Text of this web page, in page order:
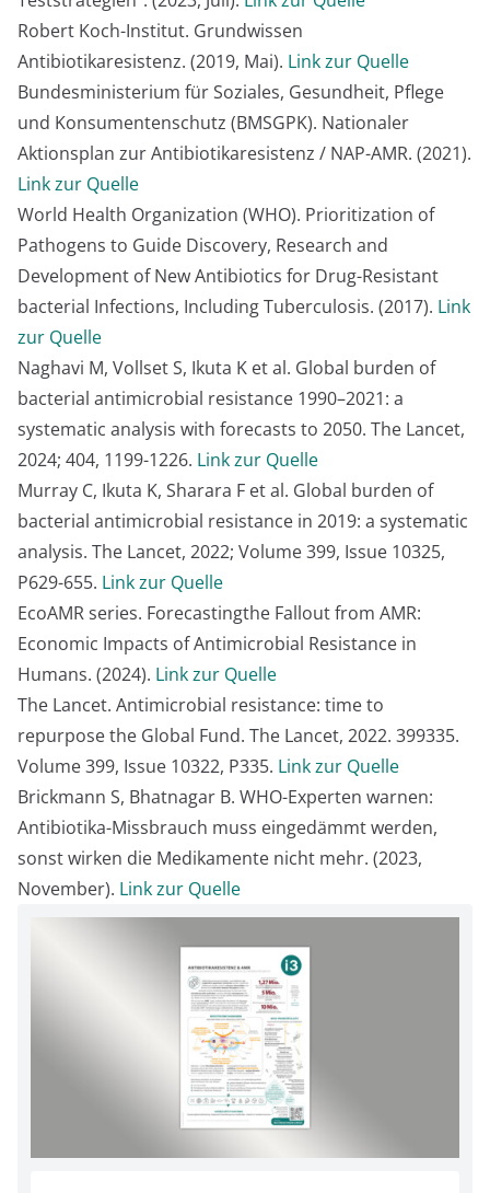
Robert Koch-Institut. Grundwissen
Antibiotikaresistenz. (2019, Mai). Link zur Quelle
Bundesministerium für Soziales, Gesundheit, Pflege
und Konsumentenschutz (BMSGPK). Nationaler
Aktionsplan zur Antibiotikaresistenz / NAP-AMR. (2021).
Link zur Quelle
World Health Organization (WHO). Prioritization of
Pathogens to Guide Discovery, Research and
Development of New Antibiotics for Drug-Resistant
bacterial Infections, Including Tuberculosis. (2017). Link
zur Quelle
Naghavi M, Vollset S, Ikuta K et al. Global burden of
bacterial antimicrobial resistance 1990–2021: a
systematic analysis with forecasts to 2050. The Lancet,
2024; 404, 1199-1226. Link zur Quelle
Murray C, Ikuta K, Sharara F et al. Global burden of
bacterial antimicrobial resistance in 2019: a systematic
analysis. The Lancet, 2022; Volume 399, Issue 10325,
P629-655. Link zur Quelle
EcoAMR series. Forecastingthe Fallout from AMR:
Economic Impacts of Antimicrobial Resistance in
Humans. (2024). Link zur Quelle
The Lancet. Antimicrobial resistance: time to
repurpose the Global Fund. The Lancet, 2022. 399335.
Volume 399, Issue 10322, P335. Link zur Quelle
Brickmann S, Bhatnagar B. WHO-Experten warnen:
Antibiotika-Missbrauch muss eingedämmt werden,
sonst wirken die Medikamente nicht mehr. (2023,
November). Link zur Quelle